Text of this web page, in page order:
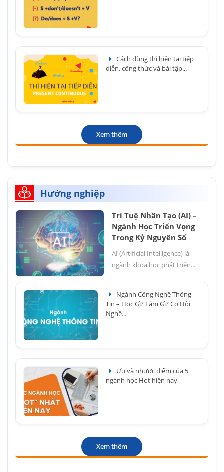
Cách dùng thì hiện tại tiếp
diễn, công thức và bài tập...
Xem thêm
Hướng nghiệp
Trí Tuệ Nhân Tạo (AI) –
Ngành Học Triển Vọng
Trong Kỷ Nguyên Số
AI (Artificial Intelligence) là
ngành khoa học phát triển...
Ngành Công Nghệ Thông
Tin – Học Gì? Làm Gì? Cơ Hội
Nghề...
Ưu và nhược điểm của 5
ngành học Hot hiện nay
Xem thêm